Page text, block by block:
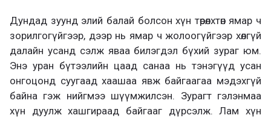
Дундад зуунд элий балай болсон хүн төрөлхтөн ямар ч
зорилгогүйгээр, дээр нь ямар ч жолоогүйгээр хөлгүй
далайн усанд сэлж яваа билэгдэл бүхий зураг юм.
Энэ уран бүтээлийн цаад санаа нь тэнэгүүд усан
онгоцонд суугаад хаашаа явж байгаагаа мэдэхгүй
байна гэж нийгмээ шүүмжилсэн. Зурагт гэлэнмаа
хүн дуулж хашгираад байгааг дүрсэлж. Лам хүн